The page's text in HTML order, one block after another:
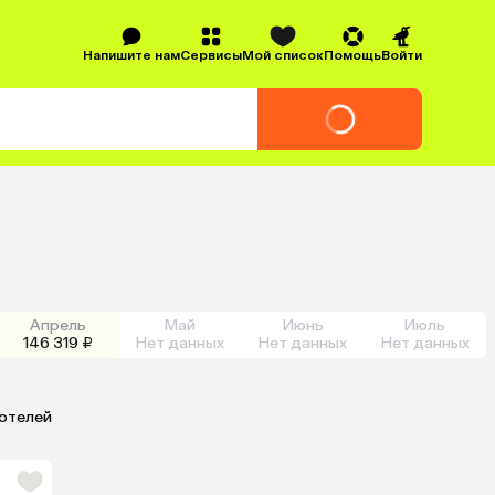
Напишите намСервисыМой списокПомощьВойти
Апрель
146 319 ₽
Май
Нет данных
Июнь
Нет данных
Июль
Нет данных